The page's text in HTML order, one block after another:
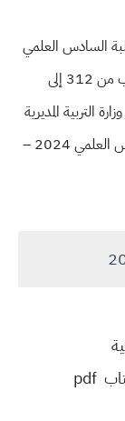
السادس العلمي
* تم حذف 30 صفحة من المنهج وتم تقليص الكتاب من 312 إلى
التربية المديرية
العامة للمناهج تحميل منهج (كتاب) الفيزياء للسادس العلمي 2024 –